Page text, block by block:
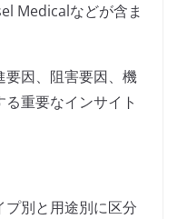
Medicalなどが含ま
要因、阻害要因、機
重要なインサイト
別と用途別に区分